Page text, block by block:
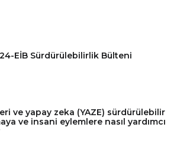
EİB Sürdürülebilirlik Bülteni
ve yapay zeka (YAZE) sürdürülebilir
ve insani eylemlere nasıl yardımcı